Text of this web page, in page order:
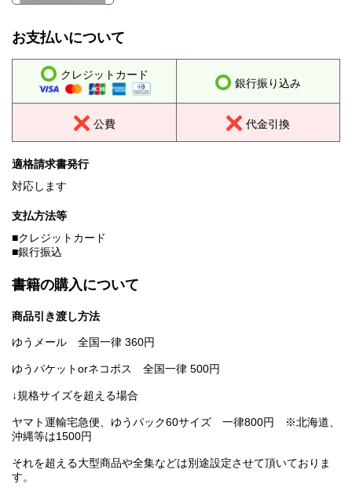
お支払いについて
クレジットカード
銀行振り込み
公費 代金引換
適格請求書発行
対応します
支払方法等
■クレジットカード
■銀行振込
書籍の購入について
商品引き渡し方法
ゆうメール 全国一律 360円
ゆうパケットorネコポス 全国一律 500円
↓規格サイズを超える場合
ヤマト運輸宅急便、ゆうパック60サイズ 一律800円 ※北海道、
沖縄等は1500円
それを超える大型商品や全集などは別途設定させて頂いておりま
す。